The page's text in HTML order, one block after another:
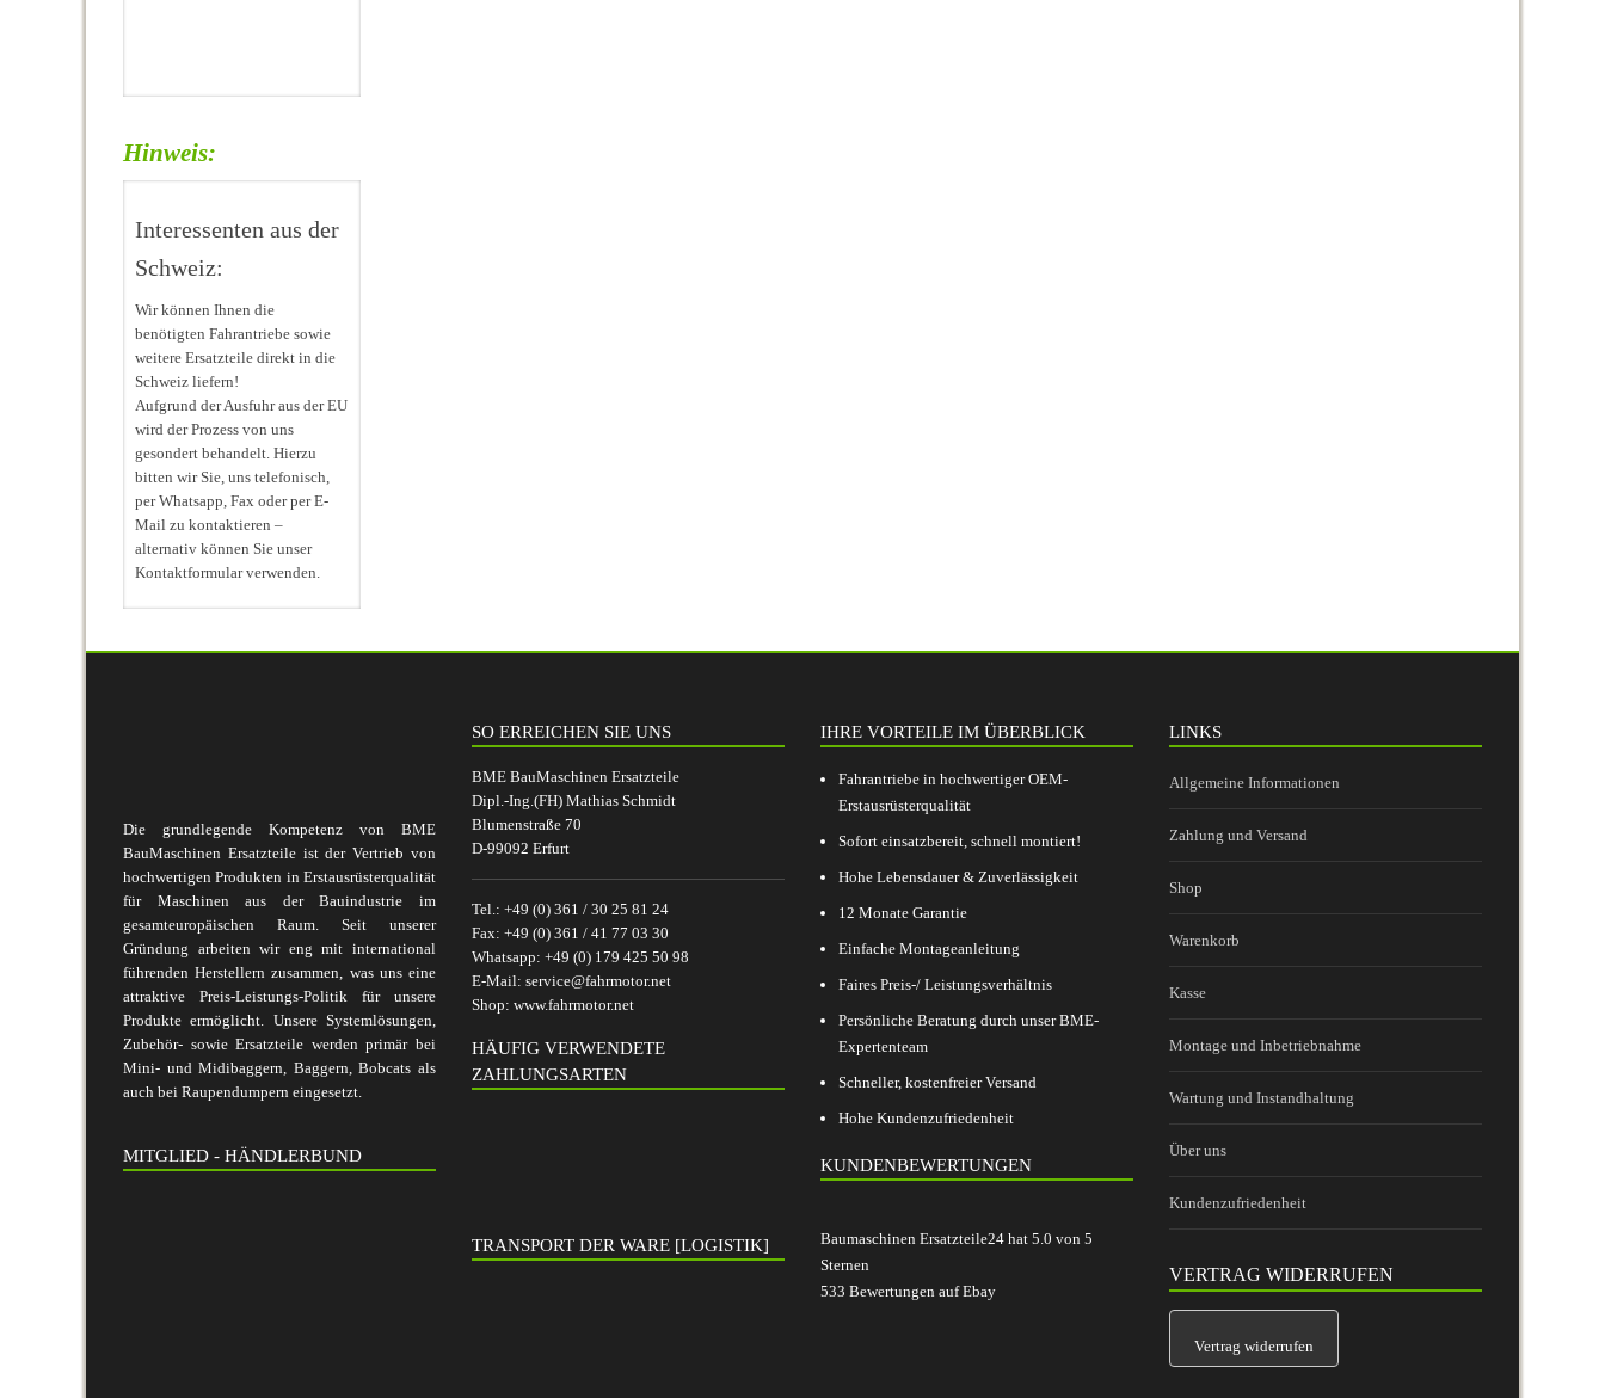
Hinweis:
Interessenten aus der
Schweiz:
Wir können Ihnen die
benötigten Fahrantriebe sowie
weitere Ersatzteile direkt in die
Schweiz liefern!
Aufgrund der Ausfuhr aus der EU
wird der Prozess von uns
gesondert behandelt. Hierzu
bitten wir Sie, uns telefonisch,
per Whatsapp, Fax oder per E-
Mail zu kontaktieren –
alternativ können Sie unser
Kontaktformular verwenden.
Die grundlegende Kompetenz von BME
BauMaschinen Ersatzteile ist der Vertrieb von
hochwertigen Produkten in Erstausrüsterqualität
für Maschinen aus der Bauindustrie im
gesamteuropäischen Raum. Seit unserer
Gründung arbeiten wir eng mit international
führenden Herstellern zusammen, was uns eine
attraktive Preis-Leistungs-Politik für unsere
Produkte ermöglicht. Unsere Systemlösungen,
Zubehör- sowie Ersatzteile werden primär bei
Mini- und Midibaggern, Baggern, Bobcats als
auch bei Raupendumpern eingesetzt.
MITGLIED - HÄNDLERBUND
SO ERREICHEN SIE UNS
BME BauMaschinen Ersatzteile
Dipl.-Ing.(FH) Mathias Schmidt
Blumenstraße 70
D-99092 Erfurt
Tel.: +49 (0) 361 / 30 25 81 24
Fax: +49 (0) 361 / 41 77 03 30
Whatsapp: +49 (0) 179 425 50 98
E-Mail: service@fahrmotor.net
Shop: www.fahrmotor.net
HÄUFIG VERWENDETE
ZAHLUNGSARTEN
TRANSPORT DER WARE [LOGISTIK]
IHRE VORTEILE IM ÜBERBLICK
Fahrantriebe in hochwertiger OEM-
Erstausrüsterqualität
Sofort einsatzbereit, schnell montiert!
Hohe Lebensdauer & Zuverlässigkeit
12 Monate Garantie
Einfache Montageanleitung
Faires Preis-/ Leistungsverhältnis
Persönliche Beratung durch unser BME-
Expertenteam
Schneller, kostenfreier Versand
Hohe Kundenzufriedenheit
KUNDENBEWERTUNGEN
Baumaschinen Ersatzteile24 hat 5.0 von 5
Sternen
533 Bewertungen auf Ebay
LINKS
Allgemeine Informationen
Zahlung und Versand
Shop
Warenkorb
Kasse
Montage und Inbetriebnahme
Wartung und Instandhaltung
Über uns
Kundenzufriedenheit
VERTRAG WIDERRUFEN
Vertrag widerrufen